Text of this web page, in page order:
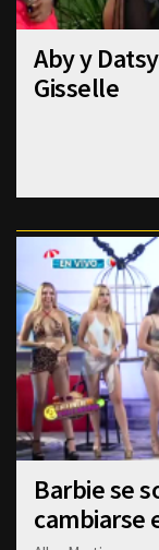
Aby y
Gisselle
Barbie se
cambiarse